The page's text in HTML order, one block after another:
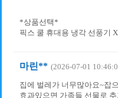
*상품선택*
픽스 쿨 휴대용 냉각 선풍기
마린** (2026-07-01
집에 벌레가 너무많아요~잡
효과있으면 가족들 선물로